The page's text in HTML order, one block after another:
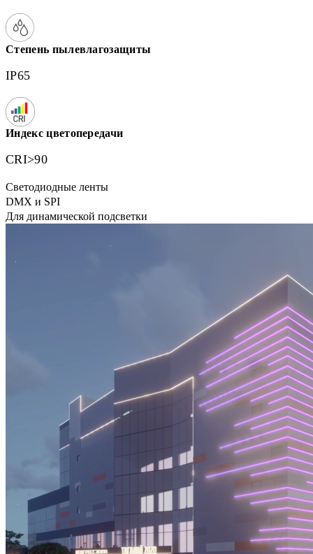
Степень пылевлагозащиты
IP65
Индекс цветопередачи
CRI>90
Светодиодные ленты
DMX и SPI
Для динамической подсветки